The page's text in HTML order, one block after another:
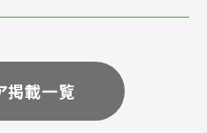
掲載一覧